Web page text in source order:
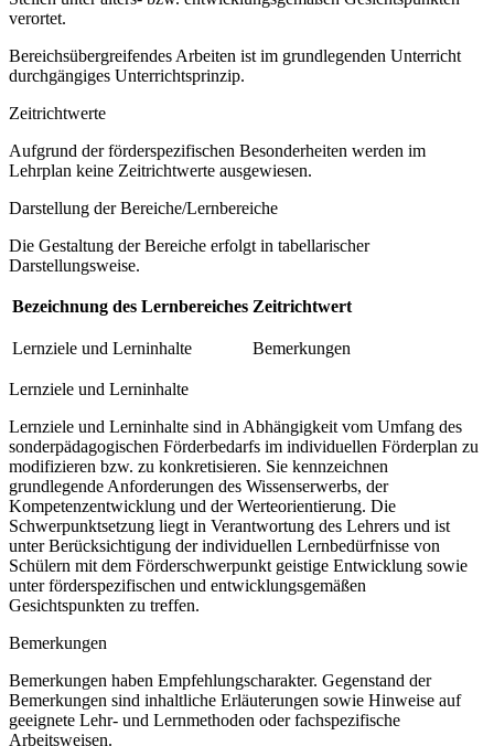
verortet.
Bereichsübergreifendes Arbeiten ist im grundlegenden Unterricht
durchgängiges Unterrichtsprinzip.
Zeitrichtwerte
Aufgrund der förderspezifischen Besonderheiten werden im
Lehrplan keine Zeitrichtwerte ausgewiesen.
Darstellung der Bereiche/Lernbereiche
Die Gestaltung der Bereiche erfolgt in tabellarischer
Darstellungsweise.
Bezeichnung des Lernbereiches Zeitrichtwert
Lernziele und Lerninhalte Bemerkungen
Lernziele und Lerninhalte
Lernziele und Lerninhalte sind in Abhängigkeit vom Umfang des
sonderpädagogischen Förderbedarfs im individuellen Förderplan zu
modifizieren bzw. zu konkretisieren. Sie kennzeichnen
grundlegende Anforderungen des Wissenserwerbs, der
Kompetenzentwicklung und der Werteorientierung. Die
Schwerpunktsetzung liegt in Verantwortung des Lehrers und ist
unter Berücksichtigung der individuellen Lernbedürfnisse von
Schülern mit dem Förderschwerpunkt geistige Entwicklung sowie
unter förderspezifischen und entwicklungsgemäßen
Gesichtspunkten zu treffen.
Bemerkungen
Bemerkungen haben Empfehlungscharakter. Gegenstand der
Bemerkungen sind inhaltliche Erläuterungen sowie Hinweise auf
geeignete Lehr- und Lernmethoden oder fachspezifische
Arbeitsweisen.